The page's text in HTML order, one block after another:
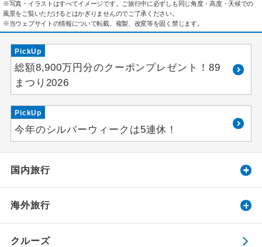
※写真・イラストはすべてイメージです。ご旅行中に必ずしも同じ角度・高度・天候での
風景をご覧いただけるとはかぎりませんのでご了承ください。
※当ウェブサイトの情報について転載、複製、改変等を固く禁じます。
PickUp
総額8,900万円分のクーポンプレゼント！89
まつり2026
PickUp
今年のシルバーウィークは5連休！
国内旅行
海外旅行
クルーズ